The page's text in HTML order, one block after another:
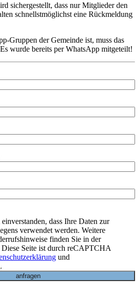
sichergestellt, dass nur Mitglieder den
schnellstmöglichst eine Rückmeldung
Gruppen der Gemeinde ist, muss das
wurde bereits per WhatsApp mitgeteilt!
dass Ihre Daten zur
verwendet werden. Weitere
finden Sie in der
Diese Seite ist durch reCAPTCHA
und
.